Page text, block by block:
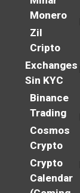
Monero
Zil
Cripto
Exchanges
Sin KYC
Binance
Trading
Cosmos
Crypto
Crypto
Calendar